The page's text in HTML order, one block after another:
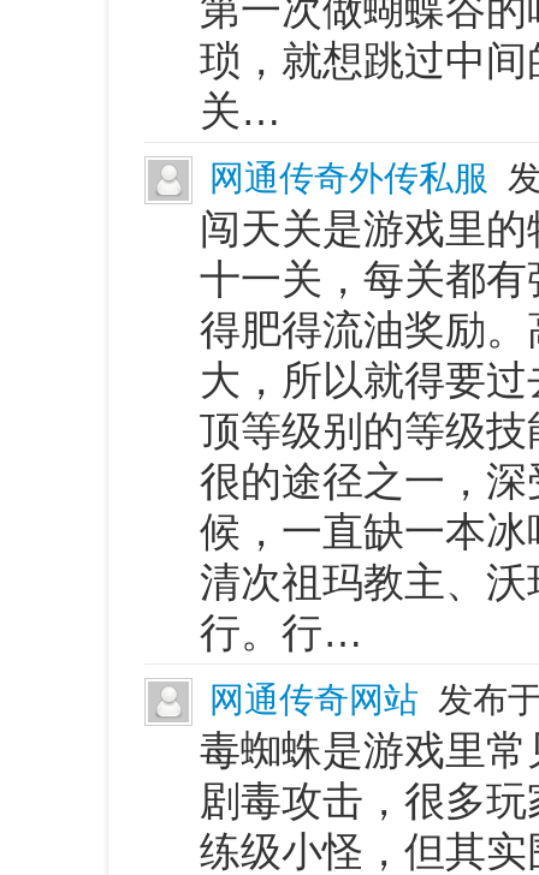
第一次做蝴蝶谷
琐，就想跳过中
关…
网通传奇外传私服
闯天关是游戏里
十一关，每关都
得肥得流油奖励
大，所以就得要
顶等级别的等级
很的途径之一，
候，一直缺一本
清次祖玛教主、
行。行…
网通传奇网站 发布
毒蜘蛛是游戏里
剧毒攻击，很多
练级小怪，但其